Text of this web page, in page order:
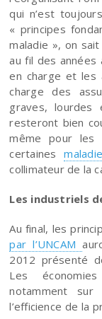
qui n’est
« principes
maladie », on
au fil des
en charge et les
charge des
graves, lourdes
resteront bien
même pour
certaines
collimateur de la
Les industriels
Au final, les
par l’UNCAM
2012 présenté
Les
notamment sur
l’efficience de la